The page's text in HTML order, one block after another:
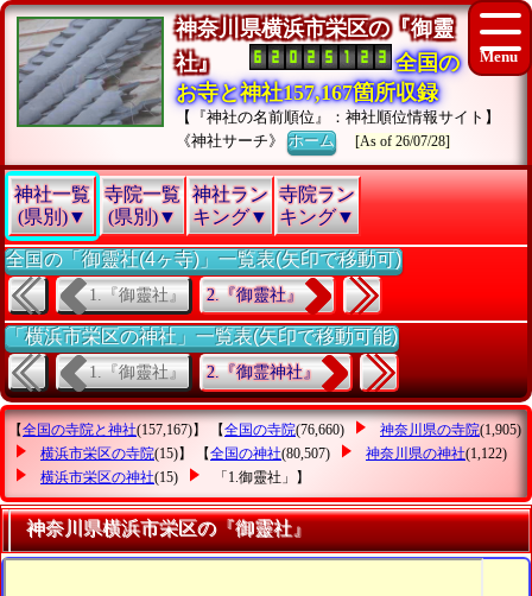
神奈川県横浜市栄区の『御靈
社』
全国の
お寺と神社157,167箇所収録
【『神社の名前順位』：神社順位情報サイト】
《神社サーチ》ホーム [As of 26/07/28]
神社一覧
(県別)▼
寺院一覧
(県別)▼
神社ラン
キング▼
寺院ラン
キング▼
全国の「御靈社(4ヶ寺)」一覧表(矢印で移動可)
1.『御靈社』 2.『御靈社』
「横浜市栄区の神社」一覧表(矢印で移動可能)
1.『御靈社』 2.『御霊神社』
【全国の寺院と神社(157,167)】 【全国の寺院(76,660) 神奈川県の寺院(1,905)
横浜市栄区の寺院(15)】 【全国の神社(80,507) 神奈川県の神社(1,122)
横浜市栄区の神社(15) 「1.御靈社」 】
神奈川県横浜市栄区の『御靈社』